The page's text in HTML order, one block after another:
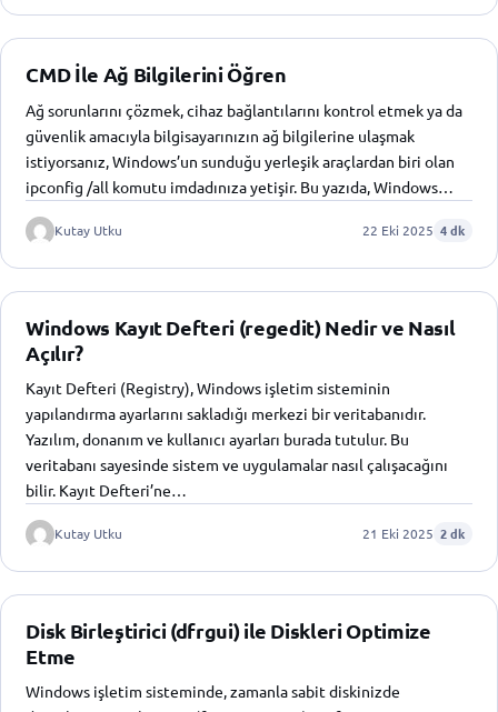
CMD İle Ağ Bilgilerini Öğren
Ağ sorunlarını çözmek, cihaz bağlantılarını kontrol etmek ya da
güvenlik amacıyla bilgisayarınızın ağ bilgilerine ulaşmak
istiyorsanız, Windows’un sunduğu yerleşik araçlardan biri olan
ipconfig /all komutu imdadınıza yetişir. Bu yazıda, Windows…
Kutay Utku 22 Eki 2025 4 dk
Windows Kayıt Defteri (regedit) Nedir ve Nasıl
Açılır?
Kayıt Defteri (Registry), Windows işletim sisteminin
yapılandırma ayarlarını sakladığı merkezi bir veritabanıdır.
Yazılım, donanım ve kullanıcı ayarları burada tutulur. Bu
veritabanı sayesinde sistem ve uygulamalar nasıl çalışacağını
bilir. Kayıt Defteri’ne…
Kutay Utku 21 Eki 2025 2 dk
Disk Birleştirici (dfrgui) ile Diskleri Optimize
Etme
Windows işletim sisteminde, zamanla sabit diskinizde